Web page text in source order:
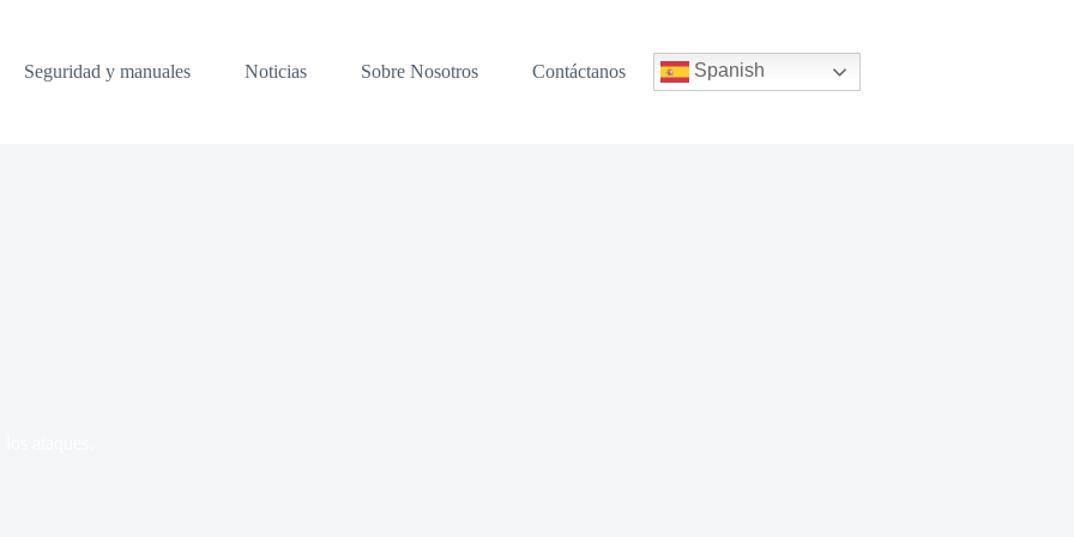
Seguridad y manuales Noticias Sobre Nosotros Contáctanos Spanish